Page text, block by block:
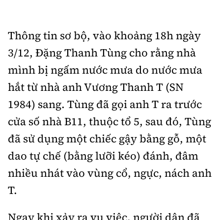
Thông tin sơ bộ, vào khoảng 18h ngày
3/12, Đặng Thanh Tùng cho rằng nhà
mình bị ngấm nước mưa do nước mưa
hắt từ nhà anh Vương Thanh T (SN
1984) sang. Tùng đã gọi anh T ra trước
cửa số nhà B11, thuộc tổ 5, sau đó, Tùng
đã sử dụng một chiếc gậy bằng gỗ, một
dao tự chế (bằng lưỡi kéo) đánh, đâm
nhiều nhát vào vùng cổ, ngực, nách anh
T.